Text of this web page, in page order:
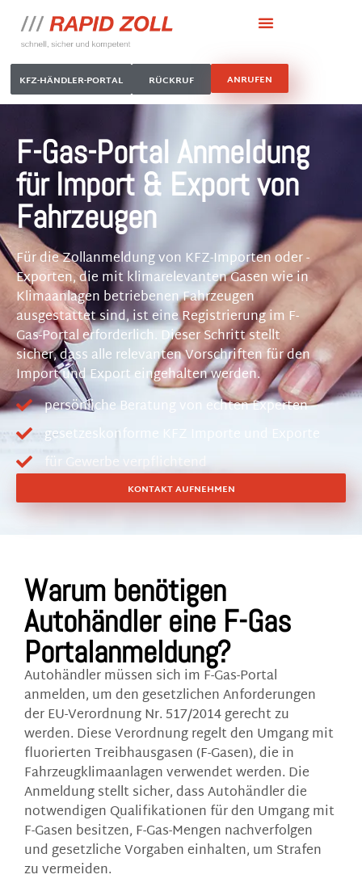
KFZ-HÄNDLER-PORTAL RÜCKRUF ANRUFEN
F-Gas-Portal Anmeldung
für Import & Export von
Fahrzeugen
Für die Zollanmeldung von KFZ-Importen oder -
Exporten, die mit klimarelevanten Gasen wie in
Klimaanlagen betriebenen Fahrzeugen
ausgestattet sind, ist eine Registrierung im F-
Gas-Portal erforderlich. Dieser Schritt stellt
sicher, dass alle relevanten Vorschriften für den
Import und Export eingehalten werden.
persönliche Beratung von echten Experten
gesetzeskonforme KFZ Importe und Exporte
für Gewerbe verpflichtend
KONTAKT AUFNEHMEN
Warum benötigen
Autohändler eine F-Gas
Portalanmeldung?
Autohändler müssen sich im F-Gas-Portal
anmelden, um den gesetzlichen Anforderungen
der EU-Verordnung Nr. 517/2014 gerecht zu
werden. Diese Verordnung regelt den Umgang mit
fluorierten Treibhausgasen (F-Gasen), die in
Fahrzeugklimaanlagen verwendet werden. Die
Anmeldung stellt sicher, dass Autohändler die
notwendigen Qualifikationen für den Umgang mit
F-Gasen besitzen, F-Gas-Mengen nachverfolgen
und gesetzliche Vorgaben einhalten, um Strafen
zu vermeiden.